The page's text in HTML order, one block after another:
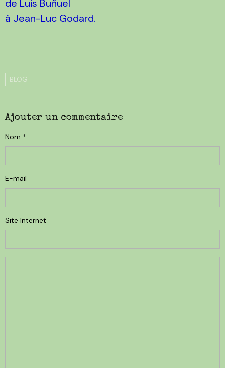
de Luis Buñuel
à Jean-Luc Godard.
BLOG
Ajouter un commentaire
Nom
E-mail
Site Internet